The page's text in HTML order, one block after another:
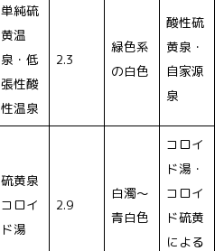
単純硫
黄温
泉・低
張性酸
性温泉
2.3
緑色系
の白色
酸性硫
黄泉・
自家源
泉
硫黄泉
コロイ
ド湯
2.9
白濁〜
青白色
コロイ
ド湯・
コロイ
ド硫黄
による